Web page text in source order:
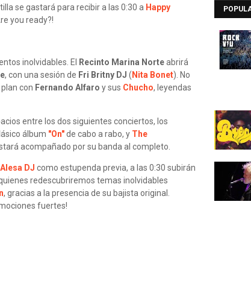
se gastará para recibir a las 0:30 a Happy
you ready?!
inolvidables. El Recinto Marina Norteabrirá
, con una sesión de Fri Britny DJ ( Nita Bonet). No
con Fernando Alfaro y sus Chucho, leyendas
entre los dos siguientes conciertos, los
álbum "On"de cabo a rabo, y The
acompañado por su banda al completo.
Alesa DJ como estupenda previa, a las 0:30 subirán
redescubriremos temas inolvidables
, gracias a la presencia de su bajista original.
fuertes!